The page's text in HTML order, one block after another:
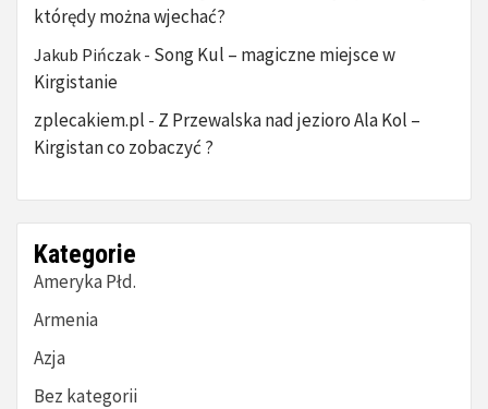
którędy można wjechać?
Jakub Pińczak - Song Kul – magiczne miejsce w
Kirgistanie
zplecakiem.pl - Z Przewalska nad jezioro Ala Kol –
Kirgistan co zobaczyć ?
Kategorie
Ameryka Płd.
Armenia
Azja
Bez kategorii